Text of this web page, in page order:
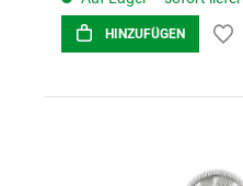
HINZUFÜGEN